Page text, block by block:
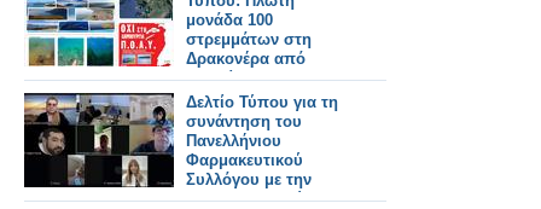
μονάδα 100
στρεμμάτων στη
Δρακονέρα από
μετακίνηση -
μετεγκατάσταση
παλαιών.
Δελτίο Τύπου για τη
συνάντηση του
Πανελλήνιου
Φαρμακευτικού
Συλλόγου με την
Ένωση Ασθενών